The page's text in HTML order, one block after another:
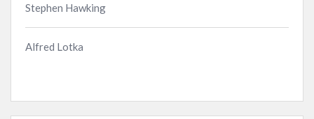
Stephen Hawking
Alfred Lotka